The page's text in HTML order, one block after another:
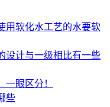
用软化水工艺的水要软
设计与一级相比有一些
眼区分！
些